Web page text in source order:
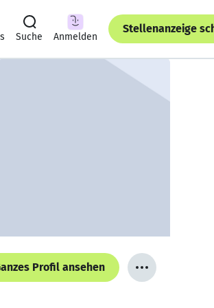
Suche Anmelden
Stellenanzeige
Profil ansehen